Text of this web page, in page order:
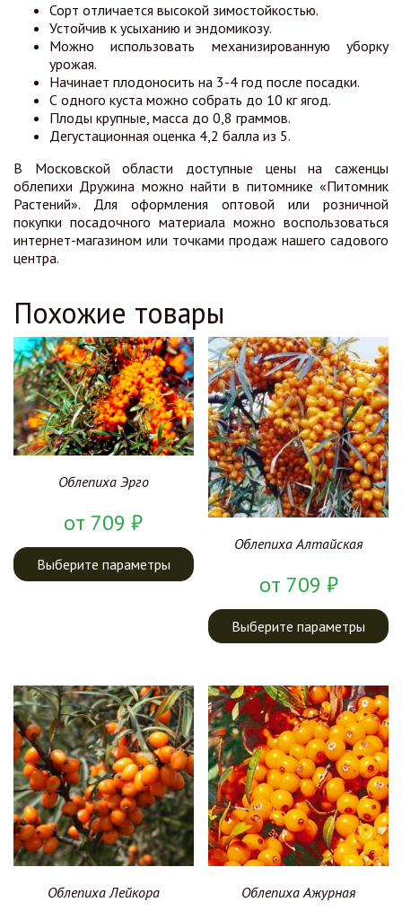
Сорт отличается высокой зимостойкостью.
Устойчив к усыханию и эндомикозу.
Можно использовать механизированную уборку
урожая.
Начинает плодоносить на 3-4 год после посадки.
С одного куста можно собрать до 10 кг ягод.
Плоды крупные, масса до 0,8 граммов.
Дегустационная оценка 4,2 балла из 5.
В Московской области доступные цены на саженцы
облепихи Дружина можно найти в питомнике «Питомник
Растений». Для оформления оптовой или розничной
покупки посадочного материала можно воспользоваться
интернет-магазином или точками продаж нашего садового
центра.
Похожие товары
Облепиха Эрго
от 709₽
Выберите параметры
Облепиха Алтайская
от 709 ₽
Выберите параметры
Облепиха Лейкора Облепиха Ажурная